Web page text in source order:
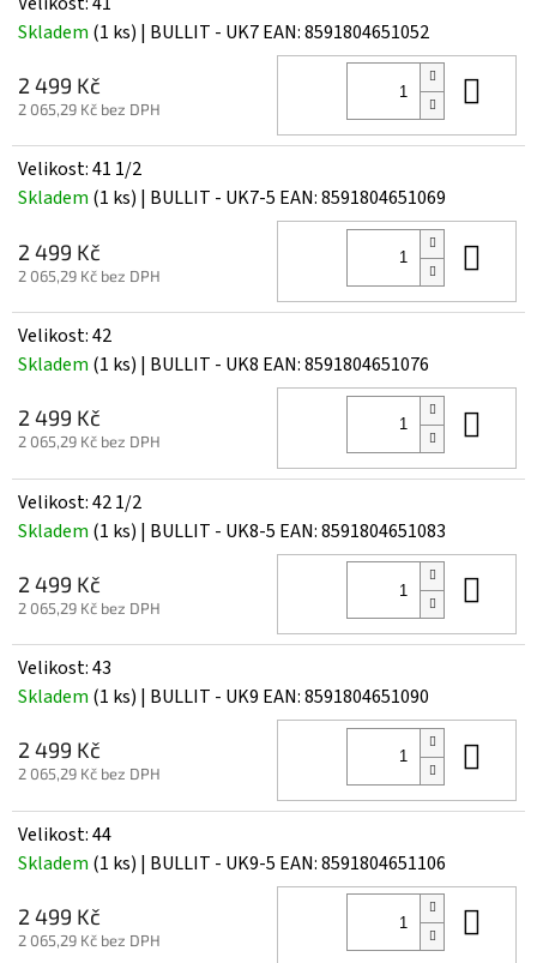
Skladem (1 ks) | BULLIT - UK7EAN:8591804651052
2 499 Kč
2 065,29 Kč bez DPH
Velikost: 41 1/2
Skladem (1 ks) | BULLIT - UK7-5 EAN:8591804651069
2 499 Kč
2 065,29 Kč bez DPH
Velikost: 42
Skladem (1 ks) | BULLIT - UK8 EAN:8591804651076
2 499 Kč
2 065,29 Kč bez DPH
Velikost: 42 1/2
Skladem (1 ks) | BULLIT - UK8-5 EAN:8591804651083
2 499 Kč
2 065,29 Kč bez DPH
Velikost: 43
Skladem (1 ks) | BULLIT - UK9 EAN:8591804651090
2 499 Kč
2 065,29 Kč bez DPH
Velikost: 44
Skladem (1 ks) | BULLIT - UK9-5 EAN:8591804651106
2 499 Kč
2 065,29 Kč bez DPH